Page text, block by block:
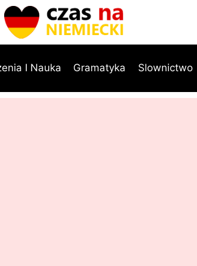
I Nauka Gramatyka Slownictwo